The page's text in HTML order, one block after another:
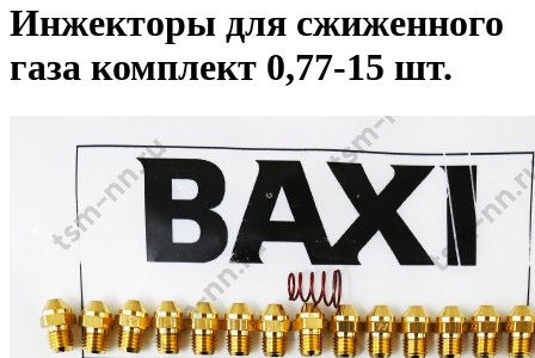
Инжекторы для сжиженного
газа комплект 0,77-15 шт.